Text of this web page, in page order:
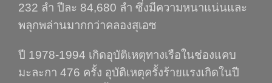
232 ลำ ปีละ 84,680 ลำ ซึ่งมีความหนาแน่นและ
พลุกพล่านมากกว่าคลองสุเอซ
ปี 1978-1994 เกิดอุบัติเหตุทางเรือในช่องแคบ
มะละกา 476 ครั้ง อุบัติเหตุครั้งร้ายแรงเกิดในปี